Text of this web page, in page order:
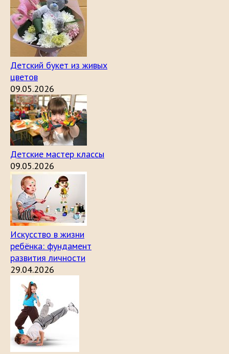
Детский букет из живых
цветов
09.05.2026
Детские мастер классы
09.05.2026
Искусство в жизни
ребёнка: фундамент
развития личности
29.04.2026